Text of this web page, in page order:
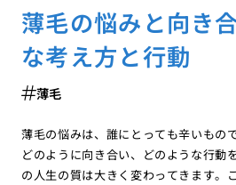
薄毛の悩みと向き
な考え方と行動
薄毛
薄毛の悩みは、誰にとっても辛いもの
どのように向き合い、どのような行動
の人生の質は大きく変わってきます。